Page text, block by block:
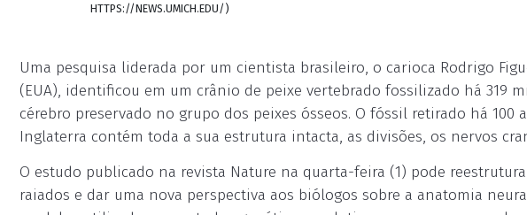
HTTPS://NEWS.UMICH.EDU/)
Uma pesquisa liderada por um cientista brasileiro, o carioca Rodrigo
(EUA), identificou em um crânio de peixe vertebrado fossilizado há 319
cérebro preservado no grupo dos peixes ósseos. O fóssil retirado há 100
Inglaterra contém toda a sua estrutura intacta, as divisões, os nervos
O estudo publicado na revista Nature na quarta-feira (1) pode
raiados e dar uma nova perspectiva aos biólogos sobre a anatomia